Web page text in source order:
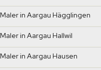
Maler in Aargau Hägglingen
Maler in Aargau Hallwil
Maler in Aargau Hausen